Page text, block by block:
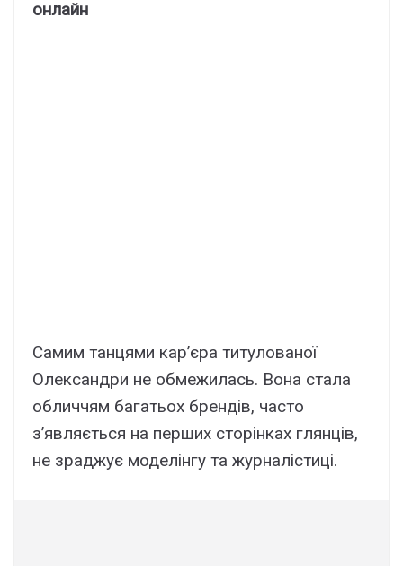
онлайн
Самим танцями кар’єра титулованої
Олександри не обмежилась. Вона стала
обличчям багатьох брендів, часто
з’являється на перших сторінках глянців,
не зраджує моделінгу та журналістиці.